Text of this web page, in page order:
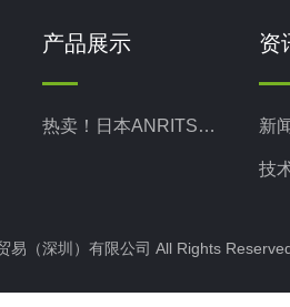
产品展示
热卖！日本ANRITSU安立计器
资
新
技
易（深圳）有限公司 All Rights